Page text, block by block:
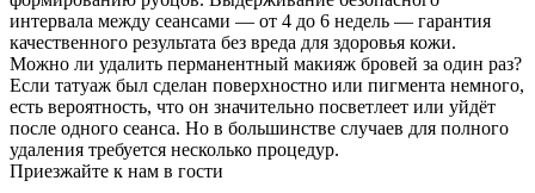
интервала между сеансами — от 4 до 6 недель — гарантия
качественного результата без вреда для здоровья кожи.
Можно ли удалить перманентный макияж бровей за один раз?
Если татуаж был сделан поверхностно или пигмента немного,
есть вероятность, что он значительно посветлеет или уйдёт
после одного сеанса. Но в большинстве случаев для полного
удаления требуется несколько процедур.
Приезжайте к нам в гости